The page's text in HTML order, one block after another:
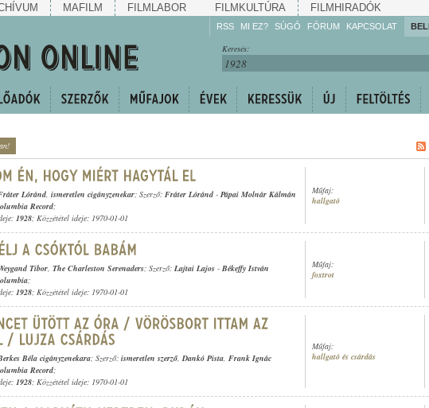
MAFILM FILMLABOR FILMKULTÚRA FILMHIRADÓK
RSS MI EZ? SÚGÓ
Gyarapítsa!
FÓRUM KAPCSOLAT
Keresés:
Lóránd, ismeretlen cigányzenekar; Szerző: Fráter Lóránd - Pápai Molnár Kálmán
Record;
1928; Közzététel ideje: 1970-01-01
Műfaj:
hallgató
Tibor, The Charleston Serenaders; Szerző: Lajtai Lajos - Békeffy István
;
1928; Közzététel ideje: 1970-01-01
Műfaj:
foxtrot
Béla cigányzenekara; Szerző: ismeretlen szerző,Dankó Pista, Frank Ignác
Record;
1928; Közzététel ideje: 1970-01-01
Műfaj:
hallgató és csárdás